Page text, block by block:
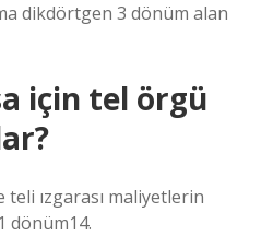
dikdörtgen 3 dönüm alan
için tel örgü
ızgarası maliyetlerin
dönüm14.